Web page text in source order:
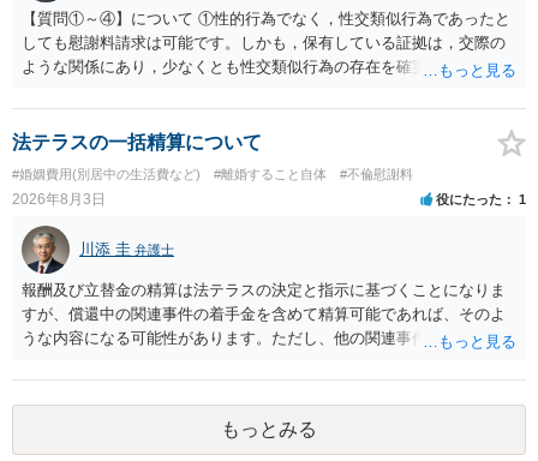
め、未就学のお子様について貴方が主として養育しているのであれ
ば、保育園等への送迎、食事・入浴・寝かしつけ等の日常的な育児、
通院や予防接種への対応、保育園との連絡、夫婦それぞれの勤務状
況、別居後にどのような養育環境を用意できるかといった、これまで
の監護実績や今後の生活状況について整理しておくとよいでしょう。
養育費については、離婚後も父母双方がそれぞれの収入に応じて負担
するのが原則となります。
【質問①～④】について ①性的行為でなく，性交類似行為であったと
しても慰謝料請求は可能です。しかも，保有している証拠は，交際の
ような関係にあり，少なくとも性交類似行為の存在を確実に証明でき
ことを窺わせるものです。）。ですから，慰謝料請求を進めることで
よいと思います。 ただ．慰謝料額については，婚姻破綻に至っていな
いとして，この点を考慮されることになるかもしれません。 ②夫との
今後のことを考えて書いてもらうか否かを検討するのがよいと思いま
す。今ある証拠以上のことを証明（証明力を強めることも含む）でき
るのであれば，前向きに検討を進めるという考え方でもよいでしょ
う。慰謝料請求としては証拠として使えることが前提であり，その価
値と夫との関係との均衡のように思います。 ③行政書士に委任をして
いるのであれば，どのような内容の委任なのか不明ですが，その行政
書士との協議になると思います。請求するか，訴訟にするか，その点
の見極めや，相手方は性交類似行為は認めているのか，それさえも否
定しているのかによって，考え方・進め方は変わってくると思いま
す。 ④性交類似行為を認めているにもかかわらず支払を拒否するので
あれば，本人（行政書士でも同じだと思います。）への対応ではあま
り変わらないように思います。減額で折り合えるなら本人様の交渉で
法テラスの一括精算について
#婚姻費用(別居中の生活費など) #離婚すること自体 #不倫慰謝料
2026年8月3日 役にたった 1
川添 圭 弁護士
報酬及び立替金の精算は法テラスの決定と指示に基づくことになりま
すが、償還中の関連事件の着手金を含めて精算可能であれば、そのよ
うな内容になる可能性があります。ただし、他の関連事件でも相手方
情によって対応が違いますので、法テラスへお尋ねいただいた方が確
実です。
もっとみる